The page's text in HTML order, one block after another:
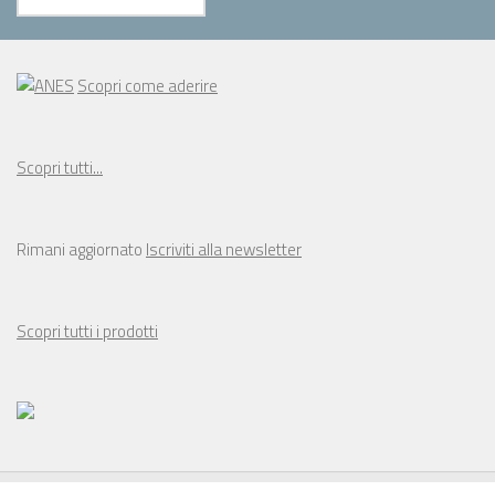
Scopri come aderire
Scopri tutti...
Rimani aggiornato Iscriviti alla newsletter
Scopri tutti i prodotti